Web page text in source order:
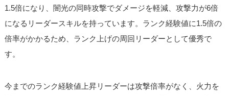
1.5倍になり、闇光の同時攻撃でダメージを軽減、攻撃力が6倍
になるリーダースキルを持っています。ランク経験値に1.5倍の
倍率がかかるため、ランク上げの周回リーダーとして優秀で
す。
今までのランク経験値上昇リーダーは攻撃倍率がなく、火力を